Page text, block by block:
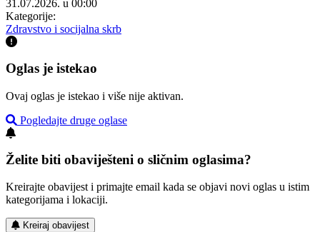
31.07.2026. u 00:00
Kategorije:
Zdravstvo i socijalna skrb
Oglas je istekao
Ovaj oglas je istekao i više nije aktivan.
Pogledajte druge oglase
Želite biti obaviješteni o sličnim oglasima?
Kreirajte obavijest i primajte email kada se objavi novi oglas u istim
kategorijama i lokaciji.
Kreiraj obavijest